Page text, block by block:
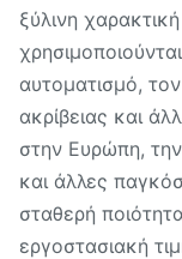
ξύλινη
αυτοματισμό,
ακρίβειας και
στην Ευρώπη,
και άλλες
σταθερή
εργοστασιακή